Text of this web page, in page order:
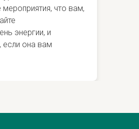
мероприятия, что вам,
энергии, и
она вам